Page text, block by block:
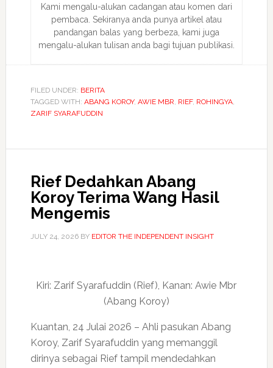
Kami mengalu-alukan cadangan atau komen dari
pembaca. Sekiranya anda punya artikel atau
pandangan balas yang berbeza, kami juga
mengalu-alukan tulisan anda bagi tujuan publikasi.
FILED UNDER: BERITA
TAGGED WITH: ABANG KOROY, AWIE MBR, RIEF, ROHINGYA,
ZARIF SYARAFUDDIN
Rief Dedahkan Abang
Koroy Terima Wang Hasil
Mengemis
JULY 24, 2026BY EDITOR THE INDEPENDENT INSIGHT
Kiri: Zarif Syarafuddin (Rief), Kanan: Awie Mbr
(Abang Koroy)
Kuantan, 24 Julai 2026 – Ahli pasukan Abang
Koroy, Zarif Syarafuddin yang memanggil
dirinya sebagai Rief tampil mendedahkan